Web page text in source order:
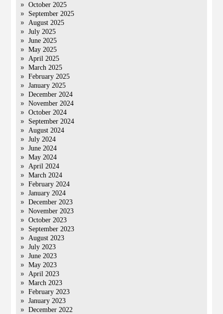
October 2025
September 2025
August 2025
July 2025
June 2025
May 2025
April 2025
March 2025
February 2025
January 2025
December 2024
November 2024
October 2024
September 2024
August 2024
July 2024
June 2024
May 2024
April 2024
March 2024
February 2024
January 2024
December 2023
November 2023
October 2023
September 2023
August 2023
July 2023
June 2023
May 2023
April 2023
March 2023
February 2023
January 2023
December 2022